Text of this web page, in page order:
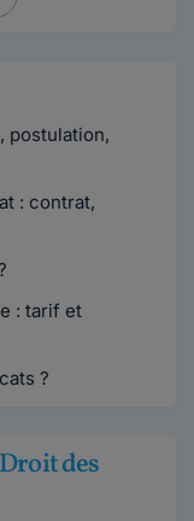
postulation,
: contrat,
: tarif et
?
des